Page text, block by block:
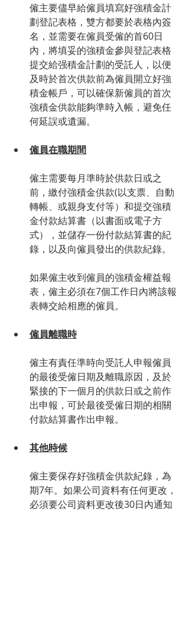
僱主要儘早給僱員填寫好強積金計
劃登記表格，雙方都要於表格內簽
名，並需要在僱員受僱的首60日
內，將填妥的強積金參與登記表格
提交給强積金計劃的受託人，以便
及時於首次供款前為僱員開立好強
積金帳戶，可以確保新僱員的首次
強積金供款能夠準時入帳，避免任
何延誤或遺漏。
僱員在職期間
僱主需要每月準時於供款日或之
前，繳付強積金供款(以支票、自動
轉帳、或親身支付等）和提交強積
金付款結算書（以書面或電子方
式），並儲存一份付款結算書的紀
錄，以及向僱員發出的供款紀錄。
如果僱主收到僱員的強積金權益報
表，僱主必須在7個工作日內將該報
表轉交給相應的僱員。
僱員離職時
僱主有責任準時向受託人申報僱員
的最後受僱日期及離職原因，及於
緊接的下一個月的供款日或之前作
出申報，可於最後受僱日期的相關
付款結算書作出申報。
其他時候
僱主要保存好強積金供款紀錄，為
期7年。如果公司資料有任何更改，
必須要公司資料更改後30日內通知